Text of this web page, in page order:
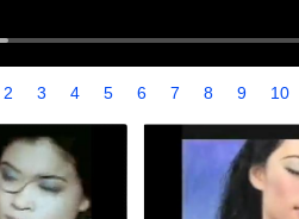
2 3 4 5 6 7 8 9 10